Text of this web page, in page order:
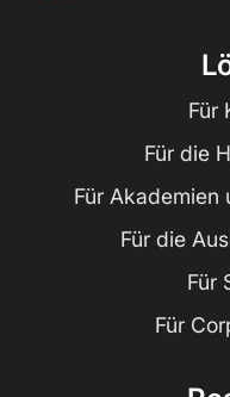
Für
Für die
Für Akademien
Für die
Für
Für